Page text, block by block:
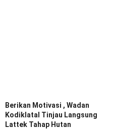
Berikan Motivasi , Wadan
Kodiklatal Tinjau Langsung
Lattek Tahap Hutan